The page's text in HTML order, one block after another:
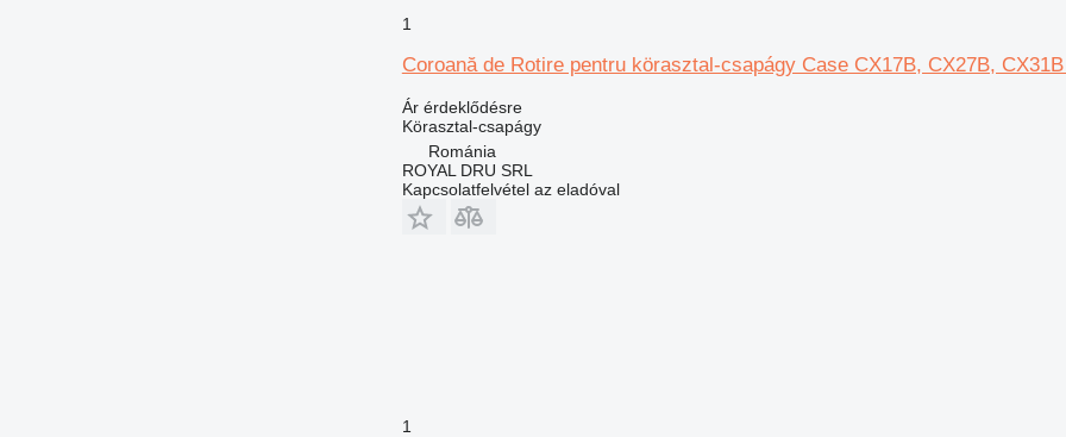
1
Coroană de Rotire pentru körasztal-csapágy Case CX17B, CX27B,
Ár érdeklődésre
Körasztal-csapágy
Románia
ROYAL DRU SRL
Kapcsolatfelvétel az eladóval
1